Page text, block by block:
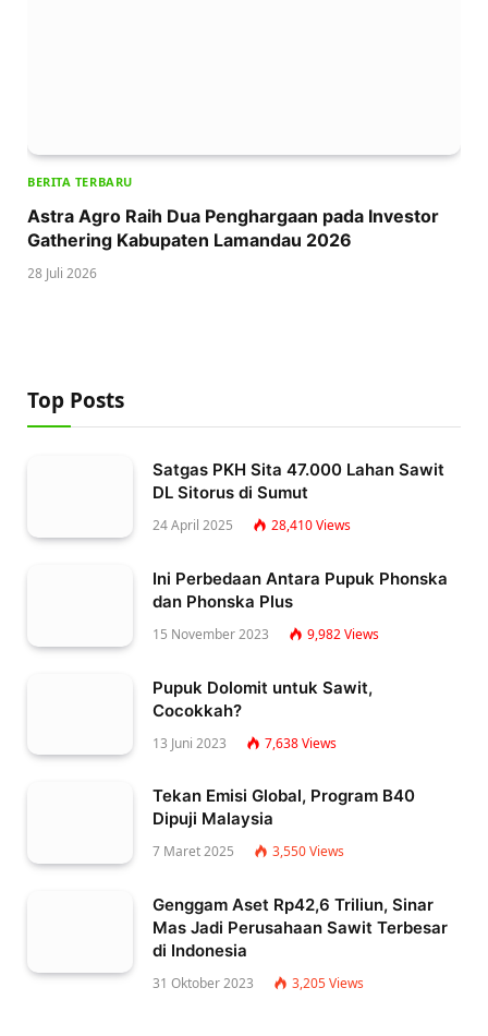
BERITA TERBARU
Astra Agro Raih Dua Penghargaan pada Investor
Gathering Kabupaten Lamandau 2026
28 Juli 2026
Top Posts
Satgas PKH Sita 47.000 Lahan Sawit
DL Sitorus di Sumut
24 April 2025 28,410Views
Ini Perbedaan Antara Pupuk Phonska
dan Phonska Plus
15 November 2023 9,982Views
Pupuk Dolomit untuk Sawit,
Cocokkah?
13 Juni 2023 7,638Views
Tekan Emisi Global, Program B40
Dipuji Malaysia
7 Maret 2025 3,550Views
Genggam Aset Rp42,6 Triliun, Sinar
Mas Jadi Perusahaan Sawit Terbesar
di Indonesia
31 Oktober 2023 3,205Views